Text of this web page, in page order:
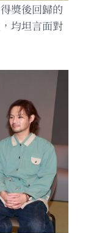
獎後回歸的
均坦言面對